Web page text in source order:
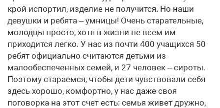
крой испортил, изделие не получится. Но наши
девушки и ребята – умницы! Очень старательные,
молодцы просто, хотя в жизни не всем им
приходится легко. У нас из почти 400 учащихся 50
ребят официально считаются детьми из
малообеспеченных семей, и 27 человек – сироты.
Поэтому стараемся, чтобы дети чувствовали себя
здесь хорошо, комфортно, у нас даже своя
поговорка на этот счет есть: семья живет дружно,